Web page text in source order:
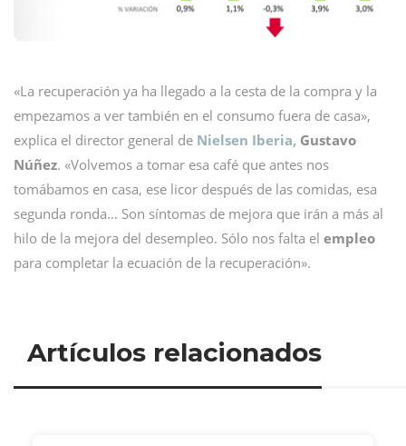
«La recuperación ya ha llegado a la cesta de la compra y la
empezamos a ver también en el consumo fuera de casa»,
explica el director general de Nielsen Iberia, Gustavo
Núñez. «Volvemos a tomar esa café que antes nos
tomábamos en casa, ese licor después de las comidas, esa
segunda ronda… Son síntomas de mejora que irán a más al
hilo de la mejora del desempleo. Sólo nos falta el empleo
para completar la ecuación de la recuperación».
Artículos relacionados